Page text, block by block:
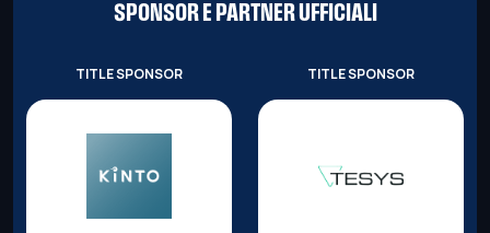
SPONSOR E PARTNER UFFICIALI
TITLE SPONSOR TITLE SPONSOR